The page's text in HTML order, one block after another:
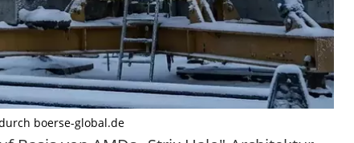
boerse-global.de